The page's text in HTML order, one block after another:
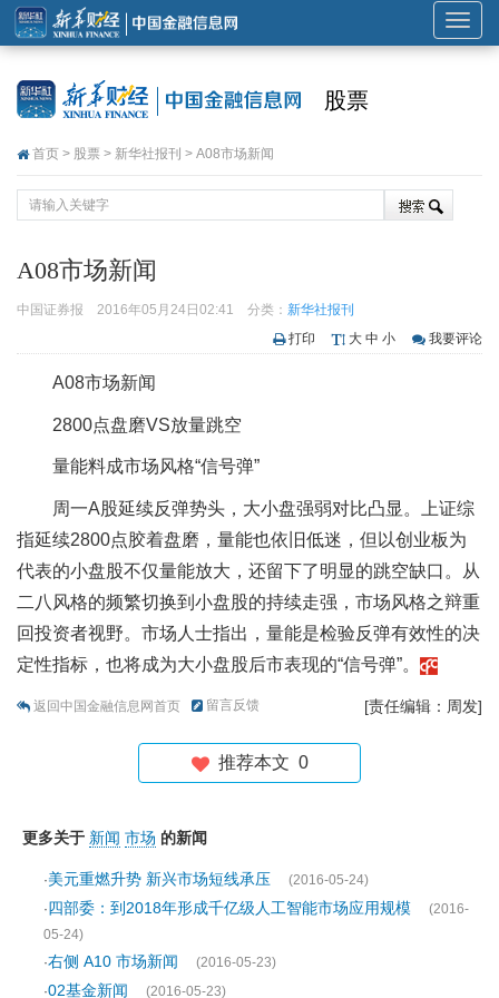
展
开
股票
首页 > 股票 > 新华社报刊 > A08市场新闻
A08市场新闻
中国证券报 2016年05月24日02:41 分类： 新华社报刊
打印
大 中 小 我要评论
A08市场新闻
2800点盘磨VS放量跳空
量能料成市场风格“信号弹”
周一A股延续反弹势头，大小盘强弱对比凸显。上证综
指延续2800点胶着盘磨，量能也依旧低迷，但以创业板为
代表的小盘股不仅量能放大，还留下了明显的跳空缺口。从
二八风格的频繁切换到小盘股的持续走强，市场风格之辩重
回投资者视野。市场人士指出，量能是检验反弹有效性的决
定性指标，也将成为大小盘股后市表现的“信号弹”。
返回中国金融信息网首页 留言反馈 [责任编辑：周发]
推荐本文 0
更多关于 新闻 市场 的新闻
·美元重燃升势 新兴市场短线承压
(2016-05-24)
·四部委：到2018年形成千亿级人工智能市场应用规模
(2016-
05-24)
·右侧 A10 市场新闻
(2016-05-23)
·02基金新闻 (2016-05-23)